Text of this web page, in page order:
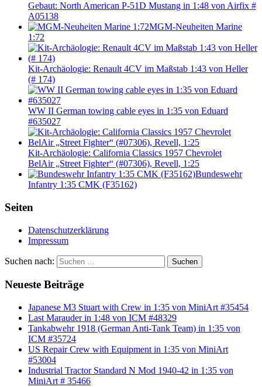
Gebaut: North American P-51D Mustang in 1:48 von Airfix #
A05138
MGM-Neuheiten Marine
1:72
Kit-Archäologie: Renault 4CV im Maßstab 1:43 von Heller
(# 174)
WW II German towing cable eyes in 1:35 von Eduard
#635027
Kit-Archäologie: California Classics 1957 Chevrolet
BelAir „Street Fighter“ (#07306), Revell, 1:25
Bundeswehr
Infantry 1:35 CMK (F35162)
Seiten
Datenschutzerklärung
Impressum
Suchen nach: Suchen
Neueste Beiträge
Japanese M3 Stuart with Crew in 1:35 von MiniArt #35454
Last Marauder in 1:48 von ICM #48329
Tankabwehr 1918 (German Anti-Tank Team) in 1:35 von
ICM #35724
US Repair Crew with Equipment in 1:35 von MiniArt
#53004
Industrial Tractor Standard N Mod 1940-42 in 1:35 von
MiniArt # 35466